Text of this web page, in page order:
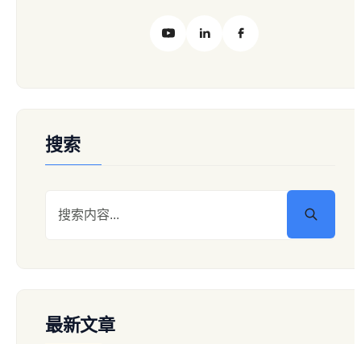
搜索
最新文章